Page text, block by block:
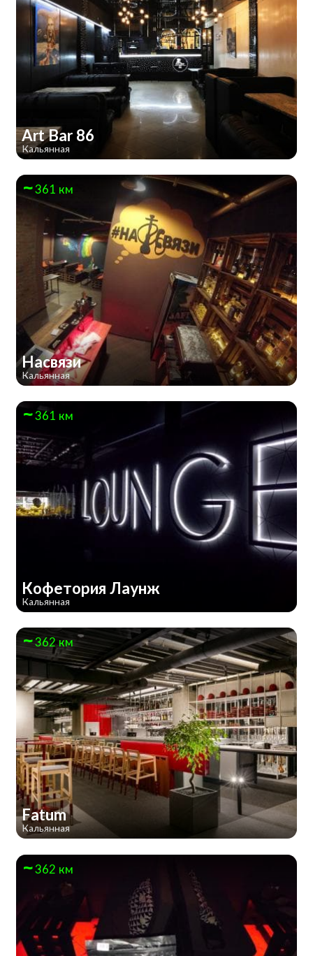
Art Bar 86
Кальянная
361 км
Насвязи
Кальянная
361 км
Кофетория Лаунж
Кальянная
362 км
Fatum
Кальянная
362 км